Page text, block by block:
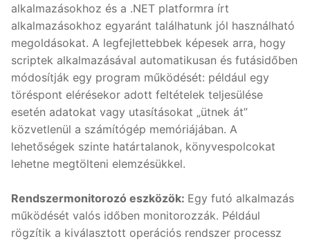
alkalmazásokhoz és a .NET platformra írt
alkalmazásokhoz egyaránt találhatunk jól használható
megoldásokat. A legfejlettebbek képesek arra, hogy
scriptek alkalmazásával automatikusan és futásidőben
módosítják egy program működését: például egy
töréspont elérésekor adott feltételek teljesülése
esetén adatokat vagy utasításokat „ütnek át”
közvetlenül a számítógép memóriájában. A
lehetőségek szinte határtalanok, könyvespolcokat
lehetne megtölteni elemzésükkel.
Rendszermonitorozó eszközök: Egy futó alkalmazás
működését valós időben monitorozzák. Például
rögzítik a kiválasztott operációs rendszer processz